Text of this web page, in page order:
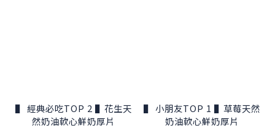
▌ 經典必吃TOP 2 ▌花生天
然奶油軟心鮮奶厚片
▌ 小朋友TOP 1 ▌草莓天然
奶油軟心鮮奶厚片